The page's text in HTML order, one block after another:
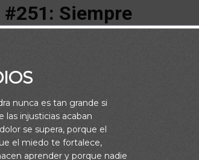
Siempre
Voluntad
August 1, 2026
al Señor para su destrucción. Josué 6:17
nunca es tan grande si
las injusticias acaban
se supera, porque el
el miedo te fortalece,
aprender y porque nadie